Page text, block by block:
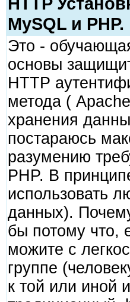
MySQL и PHP.
Это -
основы
HTTP
метода (
хранения
постараюсь
разумению
PHP. В
использовать
данных).
бы потому что,
можите с
группе
к той или иной